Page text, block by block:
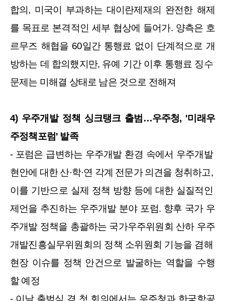
합의, 미국이 부과하는 대이란제재의 완전한 해제
를 목표로 본격적인 세부 협상에 들어가. 양측은 호
르무즈 해협을 60일간 통행료 없이 단계적으로 개
방하는 데 합의했지만, 유예 기간 이후 통행료 징수
문제는 미해결 상태로 남은 것으로 전해져
4) 우주개발 정책 싱크탱크 출범…우주청, '미래우
주정책포럼' 발족
- 포럼은 급변하는 우주개발 환경 속에서 우주개발
현안에 대한 산·학·연 각계 전문가 의견을 청취하고,
이를 기반으로 실제 정책 방향 등에 대한 실질적인
제언을 추진하는 우주개발 분야 포럼. 향후 국가 우
주개발 정책을 총괄하는 국가우주위원회 산하 우주
개발진흥실무위원회의 정책 소위원회 기능을 겸해
현장 이슈를 정책 안건으로 발굴하는 역할을 수행
할 예정
- 이날 출범식 겸 첫 회의에서는 우주청과 한국항공